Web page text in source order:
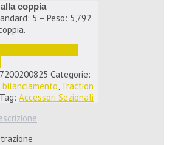
coppia
5 – Peso: 5,792
Categorie:
, Traction
Tag: Accessori Sezionali